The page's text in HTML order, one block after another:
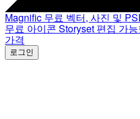
Magnific 무료 벡터, 사진 및
무료 아이콘 Storyset 편집 가
가격
로그인